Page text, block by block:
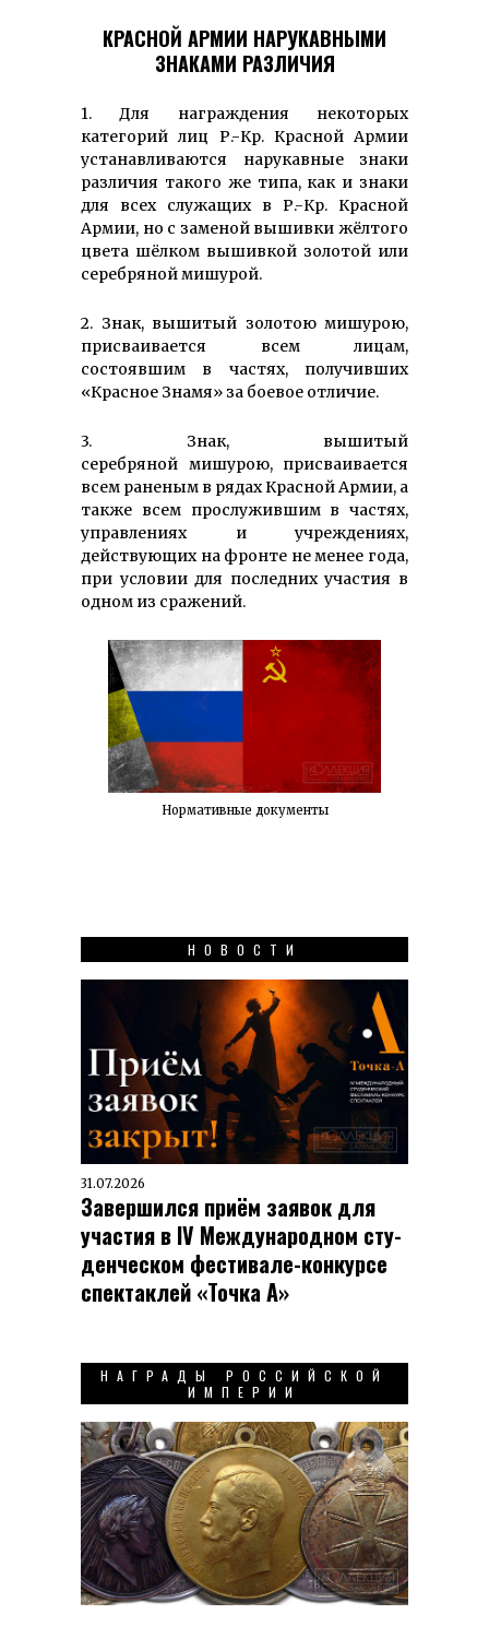
КРАСНОЙ АРМИИ НАРУКАВНЫМИ
ЗНАКАМИ РАЗЛИЧИЯ
1. Для награждения некоторых
категорий лиц Р.-Кр. Красной Армии
устанавливаются нарукавные знаки
различия такого же типа, как и знаки
для всех служащих в Р.-Кр. Красной
Армии, но с заменой вышивки жёлтого
цвета шёлком вышивкой золотой или
серебряной мишурой.
2. Знак, вышитый золотою мишурою,
присваивается всем лицам,
состоявшим в частях, получивших
«Красное Знамя» за боевое отличие.
3. Знак, вышитый
серебряной мишурою, присваивается
всем раненым в рядах Красной Армии, а
также всем прослужившим в частях,
управлениях и учреждениях,
действующих на фронте не менее года,
при условии для последних участия в
одном из сражений.
Нормативные документы
НОВОСТИ
31.07.2026
Завершился приём заявок для
участия в IV Меж­ду­на­род­ном сту­
ден­чес­ком фес­ти­вале-кон­кур­се
спек­таклей «Точка А»
НАГРАДЫ РОССИЙСКОЙ
ИМПЕРИИ